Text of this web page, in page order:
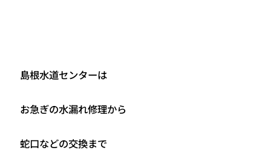
島根水道センターは
お急ぎの水漏れ修理から
蛇口などの交換まで